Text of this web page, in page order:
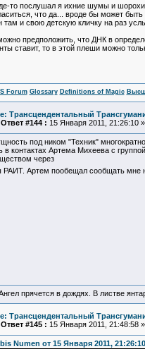
то послушал я ихние шумы и
что да... вроде бы может
там и свою детскую кличку на раз
предположить, что ДНК в
ставит, то в этой плеши можно
Forum Glossary Definitions of Magic
Трансцендентальный
Ответ #144 : 15 Января 2011, 21:26:10 »
под ником "Техник"
в контактах Артема Михеева с
через
РАИТ. Артем пообещал сообщать мне
прячется в дождях. В листве
Трансцендентальный
Ответ #145 : 15 Января 2011, 21:48:58 »
Numen от 15 Января 2011, 21:26:10